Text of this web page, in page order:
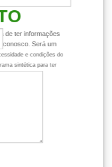
de ter informações
conosco. Será um
e condições do
sintética para ter